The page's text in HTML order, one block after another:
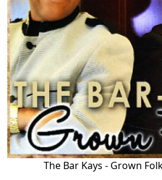
The Bar Kays - Grown